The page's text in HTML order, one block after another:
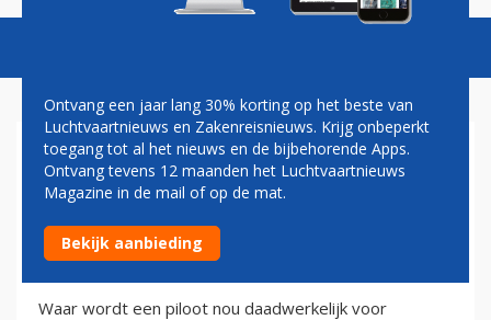
ERIC VAN WALSEM: MET DE
TAXI
19 augustus 2011
Waar wordt een piloot nou daadwerkelijk voor
Ontvang een jaar lang 30% korting op het beste van
Luchtvaartnieuws en Zakenreisnieuws. Krijg onbeperkt
toegang tot al het nieuws en de bijbehorende Apps.
Ontvang tevens 12 maanden het Luchtvaartnieuws
Magazine in de mail of op de mat.
Bekijk aanbieding